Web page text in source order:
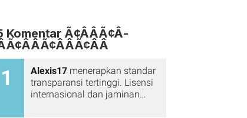
Komentar Ã¢Â­ÂÃ¢Â­
1 Alexis17 menerapkan standar
transparansi tertinggi. Lisensi
internasional dan jaminan